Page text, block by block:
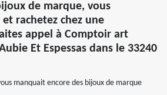
de marque, vous
rachetez chez une
appel à Comptoir art
Et Espessas dans le 33240
manquait encore des bijoux de marque